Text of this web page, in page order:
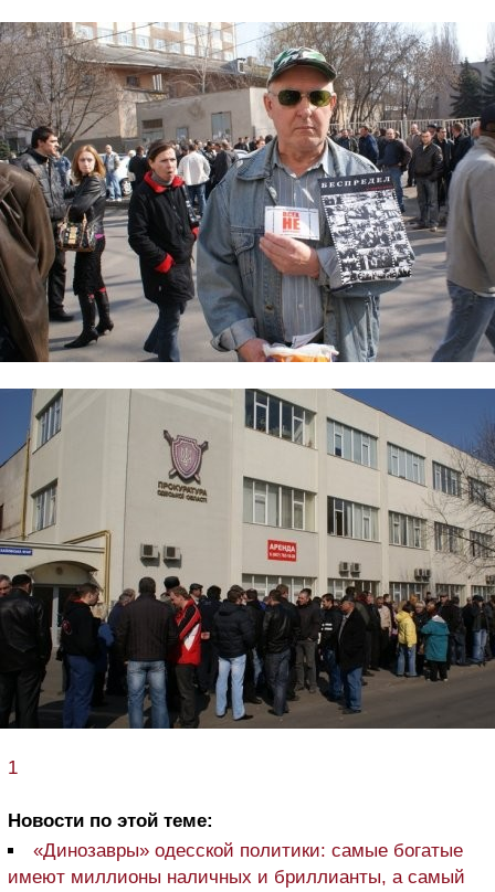
1
Новости по этой теме:
«Динозавры» одесской политики: самые богатые
имеют миллионы наличных и бриллианты, а самый